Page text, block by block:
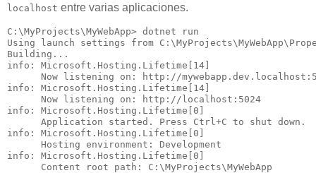
localhost entre varias aplicaciones.
C:\MyProjects\MyWebApp> dotnet run
Using launch settings from
Building...
info: Microsoft.Hosting.Lifetime[14]
Now listening on: http://
info: Microsoft.Hosting.Lifetime[14]
      Now listening on: http://localhost:5024
info: Microsoft.Hosting.Lifetime[0]
      Application started. Press Ctrl+C to shut down.
info: Microsoft.Hosting.Lifetime[0]
      Hosting environment: Development
info: Microsoft.Hosting.Lifetime[0]
      Content root path: C:\MyProjects\MyWebApp